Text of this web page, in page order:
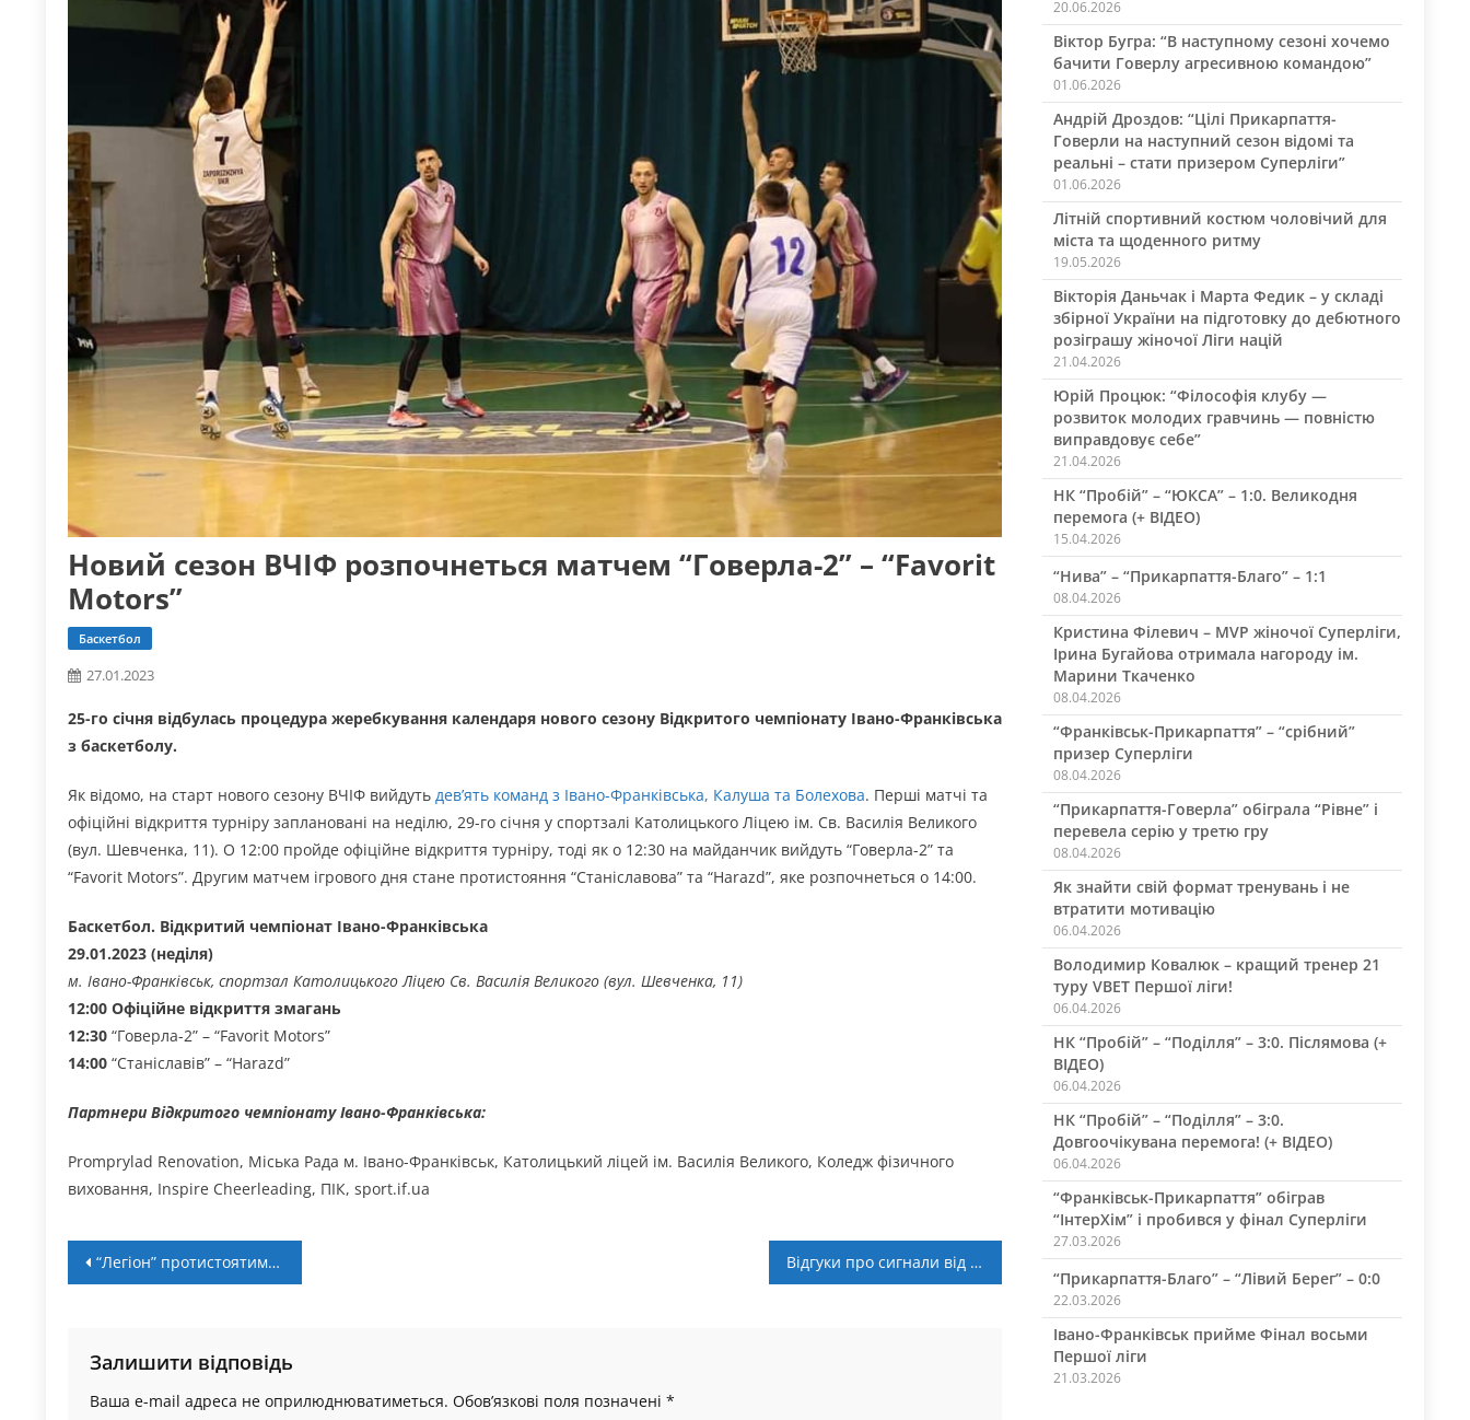
Новий сезон ВЧІФ розпочнеться матчем “Говерла-2” – “Favorit
Motors”
Баскетбол
27.01.2023
25-го січня відбулась процедура жеребкування календаря нового сезону Відкритого чемпіонату Івано-Франківська
з баскетболу.
Як відомо, на старт нового сезону ВЧІФ вийдуть дев’ять команд з Івано-Франківська, Калуша та Болехова. Перші матчі та
офіційні відкриття турніру заплановані на неділю, 29-го січня у спортзалі Католицького Ліцею ім. Св. Василія Великого
(вул. Шевченка, 11). О 12:00 пройде офіційне відкриття турніру, тоді як о 12:30 на майданчик вийдуть “Говерла-2” та
“Favorit Motors”. Другим матчем ігрового дня стане протистояння “Станіславова” та “Harazd”, яке розпочнеться о 14:00.
Баскетбол. Відкритий чемпіонат Івано-Франківська
29.01.2023 (неділя)
м. Івано-Франківськ, спортзал Католицького Ліцею Св. Василія Великого (вул. Шевченка, 11)
12:00 Офіційне відкриття змагань
12:30 “Говерла-2” – “Favorit Motors”
14:00 “Станіславів” – “Harazd”
Партнери Відкритого чемпіонату Івано-Франківська:
Promprylad Renovation, Міська Рада м. Івано-Франківськ, Католицький ліцей ім. Василія Великого, Коледж фізичного
виховання, Inspire Cheerleading, ПІК, sport.if.ua
Навігація
“Легіон” протистоятиме одному з фаворитів змагань (+ LIVE) Відгуки про сигнали від Торговця Андрія Косенка у телеграмі
Залишити відповідь
Ваша e-mail адреса не оприлюднюватиметься. Обов’язкові поля позначені *
20.06.2026
Віктор Бугра: “В наступному сезоні хочемо
бачити Говерлу агресивною командою”
01.06.2026
Андрій Дроздов: “Цілі Прикарпаття-
Говерли на наступний сезон відомі та
реальні – стати призером Суперліги”
01.06.2026
Літній спортивний костюм чоловічий для
міста та щоденного ритму
19.05.2026
Вікторія Даньчак і Марта Федик – у складі
збірної України на підготовку до дебютного
розіграшу жіночої Ліги націй
21.04.2026
Юрій Процюк: “Філософія клубу —
розвиток молодих гравчинь — повністю
виправдовує себе”
21.04.2026
НК “Пробій” – “ЮКСА” – 1:0. Великодня
перемога (+ ВІДЕО)
15.04.2026
“Нива” – “Прикарпаття-Благо” – 1:1
08.04.2026
Кристина Філевич – MVP жіночої Суперліги,
Ірина Бугайова отримала нагороду ім.
Марини Ткаченко
08.04.2026
“Франківськ-Прикарпаття” – “срібний”
призер Суперліги
08.04.2026
“Прикарпаття-Говерла” обіграла “Рівне” і
перевела серію у третю гру
08.04.2026
Як знайти свій формат тренувань і не
втратити мотивацію
06.04.2026
Володимир Ковалюк – кращий тренер 21
туру VBET Першої ліги!
06.04.2026
НК “Пробій” – “Поділля” – 3:0. Післямова (+
ВІДЕО)
06.04.2026
НК “Пробій” – “Поділля” – 3:0.
Довгоочікувана перемога! (+ ВІДЕО)
06.04.2026
“Франківськ-Прикарпаття” обіграв
“ІнтерХім” і пробився у фінал Суперліги
27.03.2026
“Прикарпаття-Благо” – “Лівий Берег” – 0:0
22.03.2026
Івано-Франківськ прийме Фінал восьми
Першої ліги
21.03.2026